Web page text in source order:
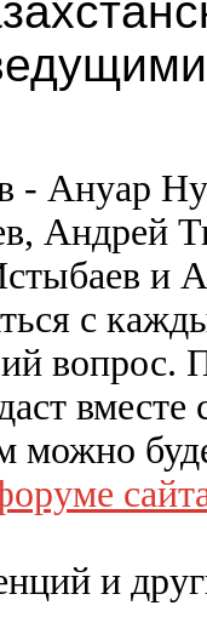
- Ануар
Андрей
и
с
вопрос.
можно
и